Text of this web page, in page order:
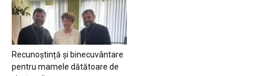
Recunoștință și binecuvântare
pentru mamele dătătoare de